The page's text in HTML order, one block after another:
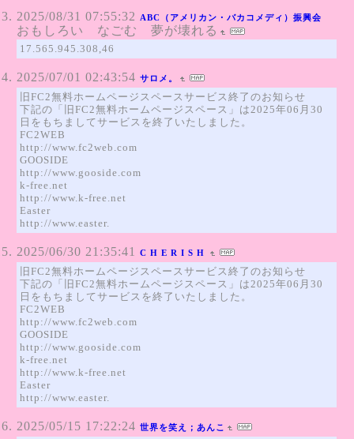
2025/08/31 07:55:32 ABC（アメリカン・バカコメディ）振興会
おもしろい なごむ 夢が壊れる
17.565.945.308,46
2025/07/01 02:43:54 サロメ。
旧FC2無料ホームページスペースサービス終了のお知らせ
下記の「旧FC2無料ホームページスペース」は2025年06月30
日をもちましてサービスを終了いたしました。
FC2WEB
http://www.fc2web.com
GOOSIDE
http://www.gooside.com
k-free.net
http://www.k-free.net
Easter
http://www.easter.
2025/06/30 21:35:41 C H E R I S H
旧FC2無料ホームページスペースサービス終了のお知らせ
下記の「旧FC2無料ホームページスペース」は2025年06月30
日をもちましてサービスを終了いたしました。
FC2WEB
http://www.fc2web.com
GOOSIDE
http://www.gooside.com
k-free.net
http://www.k-free.net
Easter
http://www.easter.
2025/05/15 17:22:24 世界を笑え；あんこ